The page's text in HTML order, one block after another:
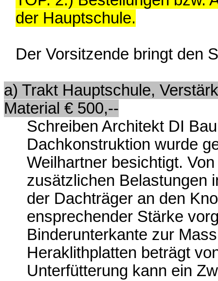
der Hauptschule.
Der Vorsitzende bringt den
a) Trakt Hauptschule,
Material € 500,--
Schreiben Architekt DI
Dachkonstruktion wurde
Weilhartner besichtigt.
zusätzlichen Belastungen
der Dachträger an den
ensprechender Stärke
Binderunterkante zur
Heraklithplatten beträgt
Unterfütterung kann ein